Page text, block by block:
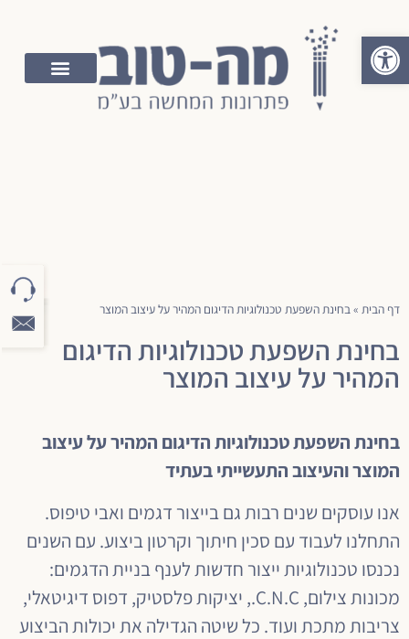
פתח סרגל נגישות
דף הבית »בחינת השפעת טכנולוגיות הדיגום המהיר על עיצוב המוצר
בחינת השפעת טכנולוגיות הדיגום
המהיר על עיצוב המוצר
בחינת השפעת טכנולוגיות הדיגום המהיר על עיצוב
המוצר והעיצוב התעשייתי בעתיד
אנו עוסקים שנים רבות גם בייצור דגמים ואבי טיפוס.
התחלנו לעבוד עם סכין חיתוך וקרטון ביצוע. עם השנים
נכנסו טכנולוגיות ייצור חדשות לענף בניית הדגמים:
מכונות צילום, C.N.C., יציקות פלסטיק, דפוס דיגיטאלי,
צריבות מתכת ועוד. כל שיטה הגדילה את יכולות הביצוע